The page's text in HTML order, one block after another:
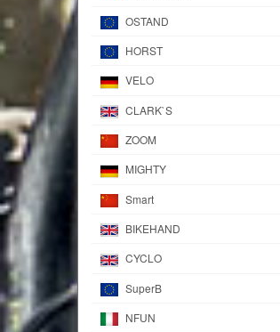
OSTAND
HORST
VELO
CLARK`S
ZOOM
MIGHTY
Smart
BIKEHAND
CYCLO
SuperB
NFUN